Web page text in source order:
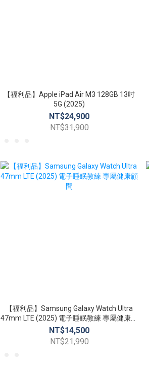
【福利品】Apple iPad Air M3 128GB 13吋
5G (2025)
NT$24,900
NT$31,900
【福利品】Samsung Galaxy Watch Ultra
47mm LTE (2025) 電子睡眠教練 專屬健康顧
問
NT$14,500
NT$21,990